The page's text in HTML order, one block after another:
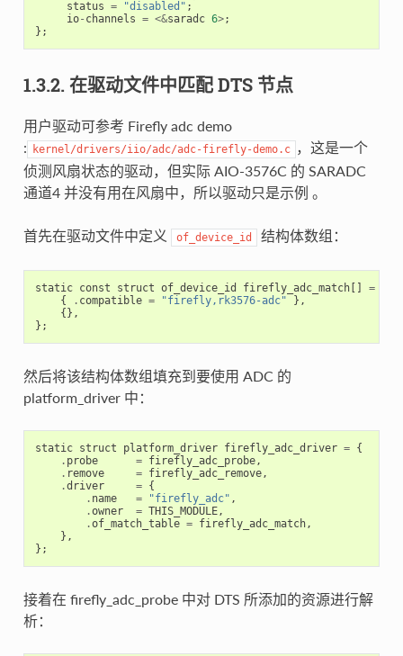
status = "disabled" ;
io- channels = <&saradc 6>;
};
1.3.2. 在驱动文件中匹配 DTS 节点
用户驱动可参考 Firefly adc demo
:
kernel/drivers/iio/adc/adc-firefly-demo.c ，这是一个
侦测风扇状态的驱动，但实际 AIO-3576C 的 SARADC
通道4 并没有用在风扇中，所以驱动只是示例 。
首先在驱动文件中定义 of_device_id 结构体数组：
static const struct of_device_id firefly_adc_match[] =
{
. compatible = "firefly,rk3576-adc"
},
{},
};
然后将该结构体数组填充到要使用 ADC 的
platform_driver 中：
static struct platform_driver firefly_adc_driver = {
. probe = firefly_adc_probe,
. remove = firefly_adc_remove,
.driver = {
. name = "firefly_adc" ,
.owner = THIS_MODULE,
.of_match_table = firefly_adc_match,
},
};
接着在 firefly_adc_probe 中对 DTS 所添加的资源进行解
析：